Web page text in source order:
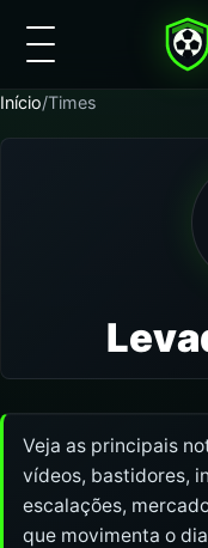
Início/Times
Veja as principais
vídeos, bastidores,
escalações,
que movimenta o